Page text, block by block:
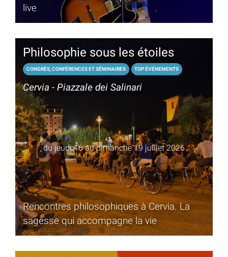
live
Philosophie sous les étoiles
CONGRÈS, CONFÉRENCES ET SÉMINAIRES TOP ÉVÉNEMENTS
Cervia - Piazzale dei Salinari
du jeudi 16 au dimanche 19 juillet 2026
Rencontres philosophiques à Cervia. La
sagesse qui accompagne la vie